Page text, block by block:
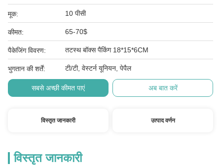
मूक: 10 पीसी
कीमत: 65-70$
पैकेजिंग विवरण: तटस्थ बॉक्स पैकिंग 18*15*6CM
भुगतान की शर्तें: टी/टी, वेस्टर्न यूनियन, पेपैल
सबसे अच्छी कीमत पाएं अब बात करें
विस्तृत जानकारी उत्पाद वर्णन
विस्तृत जानकारी